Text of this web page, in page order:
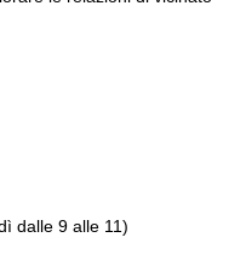
dalle 9 alle 11)